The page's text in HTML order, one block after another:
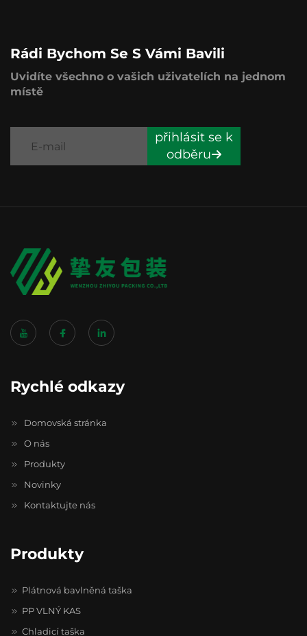
Rádi Bychom Se S Vámi Bavili
Uvidíte všechno o vašich uživatelích na jednom
místě
přihlásit se k
odběru
Rychlé odkazy
Domovská stránka
O nás
Produkty
Novinky
Kontaktujte nás
Produkty
Plátnová bavlněná taška
PP VLNÝ KAS
Chladicí taška